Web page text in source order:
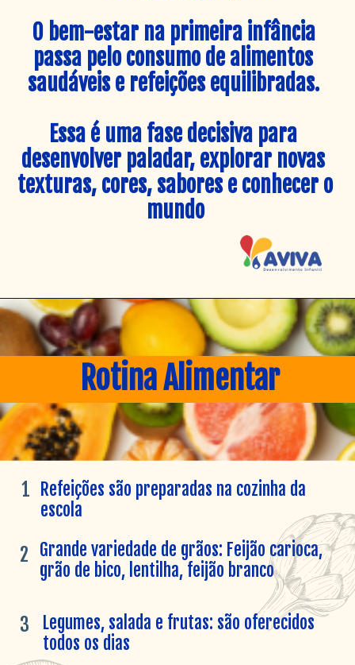
O bem-estar na primeira infância
passa pelo consumo de alimentos
saudáveis e refeições equilibradas.
Essa é uma fase decisiva para
desenvolver paladar, explorar novas
texturas, cores, sabores e conhecer o
mundo
1
2
3
Refeições são preparadas na cozinha da
escola
Grande variedade de grãos: Feijão carioca,
grão de bico, lentilha, feijão branco
Legumes, salada e frutas: são oferecidos
todos os dias
Rotina Alimentar